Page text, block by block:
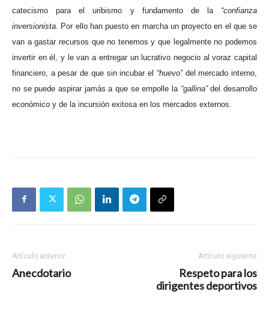
catecismo para el uribismo y fundamento de la “confianza
inversionista. Por ello han puesto en marcha un proyecto en el que se
van a gastar recursos que no tenemos y que legalmente no podemos
invertir en él, y le van a entregar un lucrativo negocio al voraz capital
financiero, a pesar de que sin incubar el “huevo”del mercado interno,
no se puede aspirar jamás a que se empolle la “gallina”del desarrollo
económico y de la incursión exitosa en los mercados externos.
Artículo anterior
Anecdotario
Artículo siguiente
Respeto para los
dirigentes deportivos